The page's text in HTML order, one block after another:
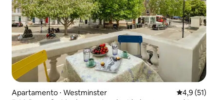
Apartamento ⋅ Westminster 4,9 de uma
4,9 (51)